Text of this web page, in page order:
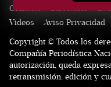
Contacto
Directorio
Videos
Aviso Privacidad
Copyright © Todos los
Compañía Periodística
autorización, queda
retransmisión, edición y